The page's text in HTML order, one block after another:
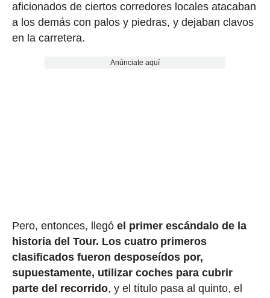
aficionados de ciertos corredores locales atacaban
a los demás con palos y piedras, y dejaban clavos
en la carretera.
Anúnciate aquí
Pero, entonces, llegó el primer escándalo de la
historia del Tour. Los cuatro primeros
clasificados fueron desposeídos por,
supuestamente, utilizar coches para cubrir
parte del recorrido, y el título pasa al quinto, el